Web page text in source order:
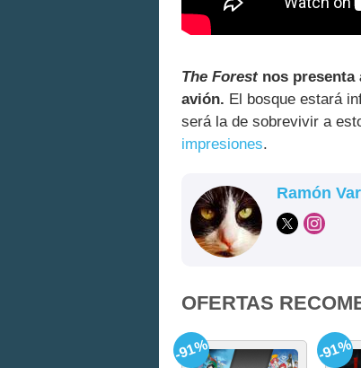
The Forestnos presenta
avión. El bosque estará
será la de sobrevivir a
impresiones.
Ramón
OFERTAS
-91% -91%